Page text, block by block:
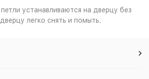
устанавливаются на дверцу без
легко снять и помыть.